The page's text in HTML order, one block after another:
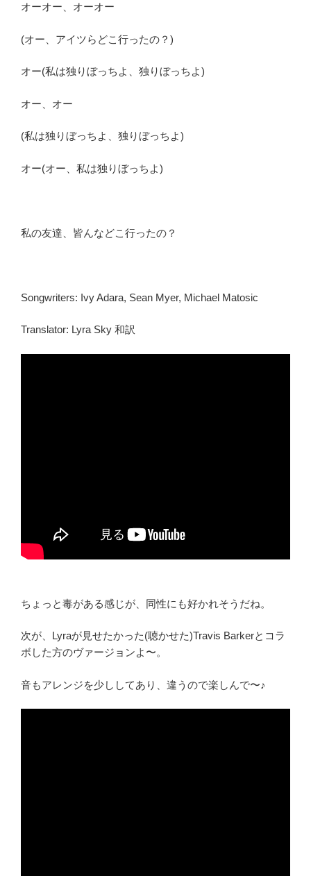
オーオー、オーオー
(オー、アイツらどこ行ったの？)
オー(私は独りぼっちよ、独りぼっちよ)
オー、オー
(私は独りぼっちよ、独りぼっちよ)
オー(オー、私は独りぼっちよ)
私の友達、皆んなどこ行ったの？
Songwriters: Ivy Adara, Sean Myer, Michael Matosic
Translator: Lyra Sky 和訳
ちょっと毒がある感じが、同性にも好かれそうだね。
次が、Lyraが見せたかった(聴かせた)Travis Barkerとコラ
ボした方のヴァージョンよ〜。
音もアレンジを少ししてあり、違うので楽しんで〜♪